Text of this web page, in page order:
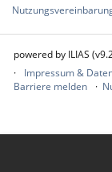
powered by ILIAS
Impressum &
Barriere melden